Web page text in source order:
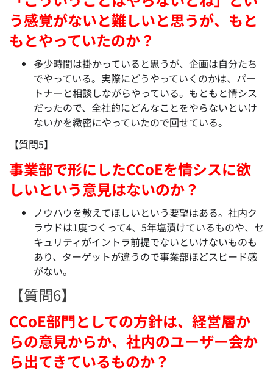
う感覚がないと難しいと思うが、もと
もとやっていたのか？
多少時間は掛かっていると思うが、企画は自分たち
でやっている。実際にどうやっていくのかは、パー
トナーと相談しながらやっている。もともと情シス
だったので、全社的にどんなことをやらないといけ
ないかを緻密にやっていたので回せている。
【質問5】
事業部で形にしたCCoEを情シスに欲
しいという意見はないのか？
ノウハウを教えてほしいという要望はある。社内ク
ラウドは1度つくって4、5年塩漬けているものや、セ
キュリティがイントラ前提でないといけないものも
あり、ターゲットが違うので事業部ほどスピード感
がない。
【質問6】
CCoE部門としての方針は、経営層か
らの意見からか、社内のユーザー会か
ら出てきているものか？